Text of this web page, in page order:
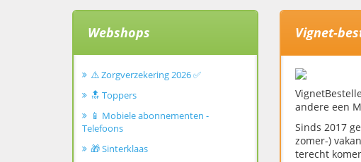
Vignet-
andere een
Sinds 2017
zomer-)
terecht
Webshops
⚠️ Zorgverzekering 2026 ✅
🔝 Toppers
📱 Mobiele abonnementen -
Telefoons
🎁 Sinterklaas